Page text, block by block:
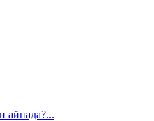
айпада?...